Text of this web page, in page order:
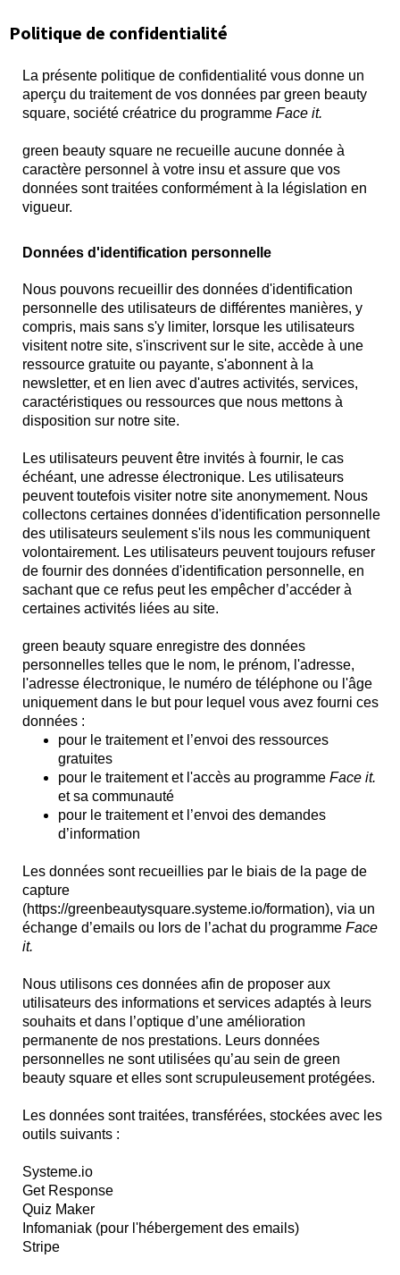
Politique de confidentialité
La présente politique de confidentialité vous donne un
aperçu du traitement de vos données par green beauty
square, société créatrice du programme Face it.
green beauty square ne recueille aucune donnée à
caractère personnel à votre insu et assure que vos
données sont traitées conformément à la législation en
vigueur.
Données d'identification personnelle
Nous pouvons recueillir des données d'identification
personnelle des utilisateurs de différentes manières, y
compris, mais sans s'y limiter, lorsque les utilisateurs
visitent notre site, s'inscrivent sur le site, accède à une
ressource gratuite ou payante, s'abonnent à la
newsletter, et en lien avec d'autres activités, services,
caractéristiques ou ressources que nous mettons à
disposition sur notre site.
Les utilisateurs peuvent être invités à fournir, le cas
échéant, une adresse électronique. Les utilisateurs
peuvent toutefois visiter notre site anonymement. Nous
collectons certaines données d'identification personnelle
des utilisateurs seulement s'ils nous les communiquent
volontairement. Les utilisateurs peuvent toujours refuser
de fournir des données d'identification personnelle, en
sachant que ce refus peut les empêcher d’accéder à
certaines activités liées au site.
green beauty square enregistre des données
personnelles telles que le nom, le prénom, l'adresse,
l'adresse électronique, le numéro de téléphone ou l'âge
uniquement dans le but pour lequel vous avez fourni ces
données :
pour le traitement et l’envoi des ressources
gratuites
pour le traitement et l'accès au programme Face it.
et sa communauté
pour le traitement et l’envoi des demandes
d’information
Les données sont recueillies par le biais de la page de
capture
(https://greenbeautysquare.systeme.io/formation), via un
échange d’emails ou lors de l’achat du programme Face
it.
Nous utilisons ces données afin de proposer aux
utilisateurs des informations et services adaptés à leurs
souhaits et dans l’optique d’une amélioration
permanente de nos prestations. Leurs données
personnelles ne sont utilisées qu’au sein de green
beauty square et elles sont scrupuleusement protégées.
Les données sont traitées, transférées, stockées avec les
outils suivants :
Systeme.io
Get Response
Quiz Maker
Infomaniak (pour l'hébergement des emails)
Stripe